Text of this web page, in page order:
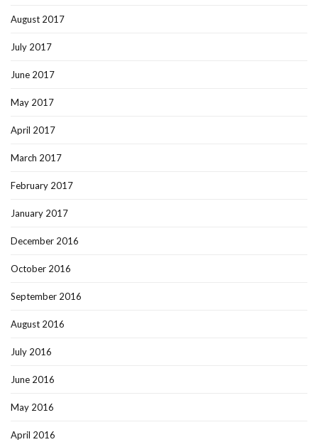
August 2017
July 2017
June 2017
May 2017
April 2017
March 2017
February 2017
January 2017
December 2016
October 2016
September 2016
August 2016
July 2016
June 2016
May 2016
April 2016